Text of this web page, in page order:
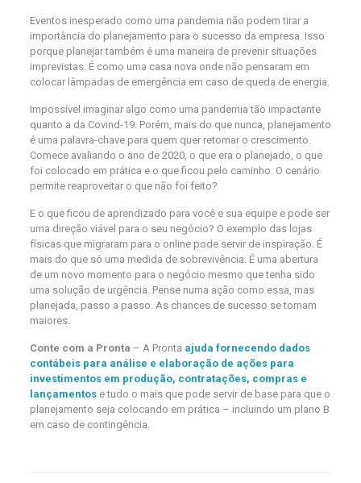
Eventos inesperado como uma pandemia não podem tirar a
importância do planejamento para o sucesso da empresa. Isso
porque planejar também é uma maneira de prevenir situações
imprevistas. É como uma casa nova onde não pensaram em
colocar lâmpadas de emergência em caso de queda de energia.
Impossível imaginar algo como uma pandemia tão impactante
quanto a da Covind-19. Porém, mais do que nunca, planejamento
é uma palavra-chave para quem quer retomar o crescimento.
Comece avaliando o ano de 2020, o que era o planejado, o que
foi colocado em prática e o que ficou pelo caminho. O cenário
permite reaproveitar o que não foi feito?
E o que ficou de aprendizado para você e sua equipe e pode ser
uma direção viável para o seu negócio? O exemplo das lojas
físicas que migraram para o online pode servir de inspiração. É
mais do que só uma medida de sobrevivência. É uma abertura
de um novo momento para o negócio mesmo que tenha sido
uma solução de urgência. Pense numa ação como essa, mas
planejada, passo a passo. As chances de sucesso se tornam
maiores.
Conte com a Pronta – A Pronta ajuda fornecendo dados
contábeis para análise e elaboração de ações para
investimentos em produção, contratações, compras e
lançamentose tudo o mais que pode servir de base para que o
planejamento seja colocando em prática – incluindo um plano B
em caso de contingência.